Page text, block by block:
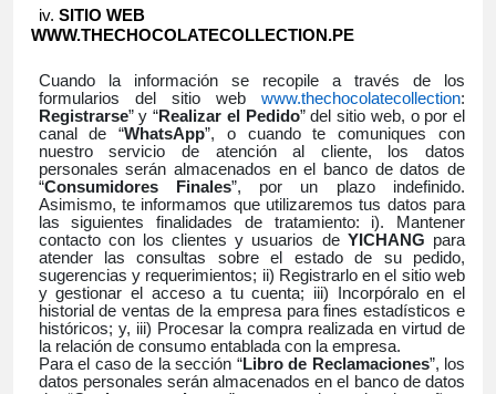
SITIO WEB
WWW.THECHOCOLATECOLLECTION.PE
Cuando la información se recopile a través de los
formularios del sitio web www.thechocolatecollection:
Registrarse” y “Realizar el Pedido” del sitio web, o por el
canal de “WhatsApp”, o cuando te comuniques con
nuestro servicio de atención al cliente, los datos
personales serán almacenados en el banco de datos de
“Consumidores Finales”, por un plazo indefinido.
Asimismo, te informamos que utilizaremos tus datos para
las siguientes finalidades de tratamiento: i). Mantener
contacto con los clientes y usuarios de YICHANG para
atender las consultas sobre el estado de su pedido,
sugerencias y requerimientos; ii) Registrarlo en el sitio web
y gestionar el acceso a tu cuenta; iii) Incorpóralo en el
historial de ventas de la empresa para fines estadísticos e
históricos; y, iii) Procesar la compra realizada en virtud de
la relación de consumo entablada con la empresa.
Para el caso de la sección “Libro de Reclamaciones”, los
datos personales serán almacenados en el banco de datos